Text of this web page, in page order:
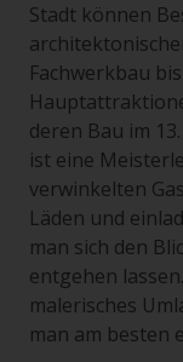
Stadt können
Fachwerkbau
deren Bau im
ist eine
verwinkelten
Läden und
man sich den
entgehen
malerisches
man am besten